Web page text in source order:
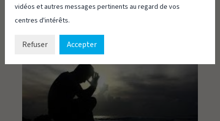
vidéos et autres messages pertinents au regard de vos
centres d'intérêts.
Refuser Accepter